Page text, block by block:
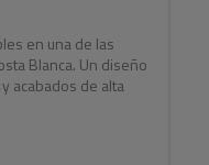
en una de las
Blanca. Un diseño
acabados de alta